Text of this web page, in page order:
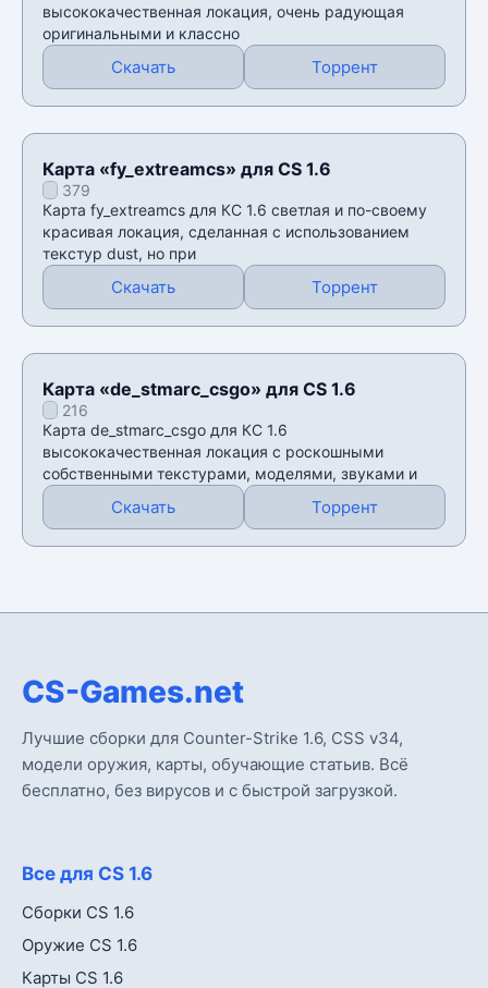
высококачественная локация, очень радующая
оригинальными и классно
Скачать Торрент
Карта «fy_extreamcs» для CS 1.6
379
Карта fy_extreamcs для КС 1.6 светлая и по-своему
красивая локация, сделанная с использованием
текстур dust, но при
Скачать Торрент
Карта «de_stmarc_csgo» для CS 1.6
216
Карта de_stmarc_csgo для КС 1.6
высококачественная локация с роскошными
собственными текстурами, моделями, звуками и
Скачать Торрент
CS-Games.net
Лучшие сборки для Counter-Strike 1.6, CSS v34,
модели оружия, карты, обучающие статьив. Всё
бесплатно, без вирусов и с быстрой загрузкой.
Все для CS 1.6
Сборки CS 1.6
Оружие CS 1.6
Карты CS 1.6